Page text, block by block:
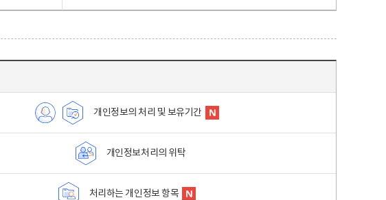
개인정보의 처리 및 보유기간
개인정보처리의 위탁
처리하는 개인정보 항목